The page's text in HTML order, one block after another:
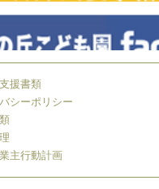
援書類
シーポリシー
主行動計画